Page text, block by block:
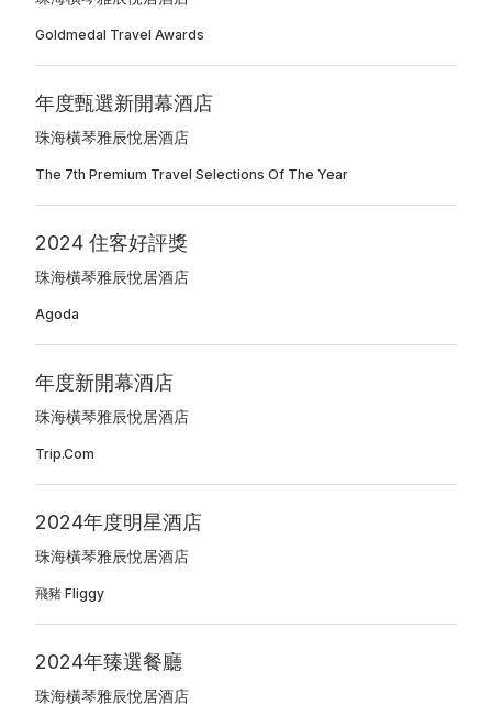
Goldmedal Travel Awards
年度甄選新開幕酒店
珠海橫琴雅辰悅居酒店
The 7th Premium Travel Selections Of The Year
2024 住客好評獎
珠海橫琴雅辰悅居酒店
Agoda
年度新開幕酒店
珠海橫琴雅辰悅居酒店
Trip.com
2024年度明星酒店
珠海橫琴雅辰悅居酒店
飛豬 Fliggy
2024年臻選餐廳
珠海橫琴雅辰悅居酒店